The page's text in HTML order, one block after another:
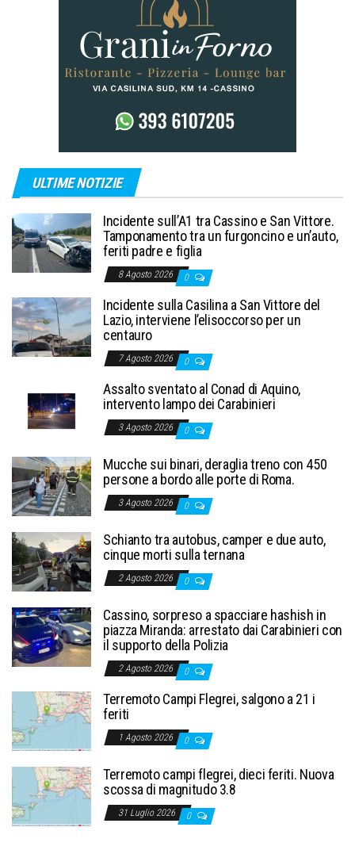
ULTIME NOTIZIE
Incidente sull’A1 tra Cassino e San Vittore.
Tamponamento tra un furgoncino e un’auto,
feriti padre e figlia
8 Agosto 2026 0
Incidente sulla Casilina a San Vittore del
Lazio, interviene l’elisoccorso per un
centauro
7 Agosto 2026 0
Assalto sventato al Conad di Aquino,
intervento lampo dei Carabinieri
3 Agosto 2026 0
Mucche sui binari, deraglia treno con 450
persone a bordo alle porte di Roma.
3 Agosto 2026 0
Schianto tra autobus, camper e due auto,
cinque morti sulla ternana
2 Agosto 2026 0
Cassino, sorpreso a spacciare hashish in
piazza Miranda: arrestato dai Carabinieri con
il supporto della Polizia
2 Agosto 2026 0
Terremoto Campi Flegrei, salgono a 21 i
feriti
1 Agosto 2026 0
Terremoto campi flegrei, dieci feriti. Nuova
scossa di magnitudo 3.8
31 Luglio 2026 0